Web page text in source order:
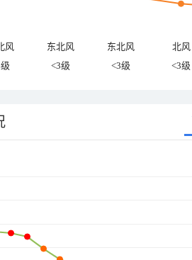
风 东北风 东北风
北风
<3级 <3级 <3级